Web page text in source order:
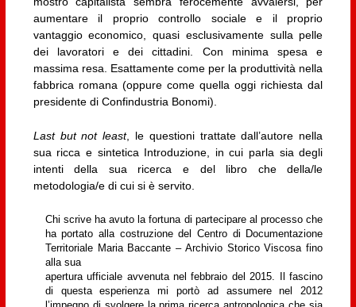
aumentare il proprio controllo sociale e il proprio
vantaggio economico, quasi esclusivamente sulla pelle
dei lavoratori e dei cittadini. Con minima spesa e
massima resa. Esattamente come per la produttività nella
fabbrica romana (oppure come quella oggi richiesta dal
presidente di Confindustria Bonomi).
Last but not least, le questioni trattate dall’autore nella
sua ricca e sintetica Introduzione, in cui parla sia degli
intenti della sua ricerca e del libro che della/le
metodologia/e di cui si è servito.
Chi scrive ha avuto la fortuna di partecipare al processo che
ha portato alla costruzione del Centro di Documentazione
Territoriale Maria Baccante – Archivio Storico Viscosa fino
alla sua
apertura ufficiale avvenuta nel febbraio del 2015. Il fascino
di questa esperienza mi portò ad assumere nel 2012